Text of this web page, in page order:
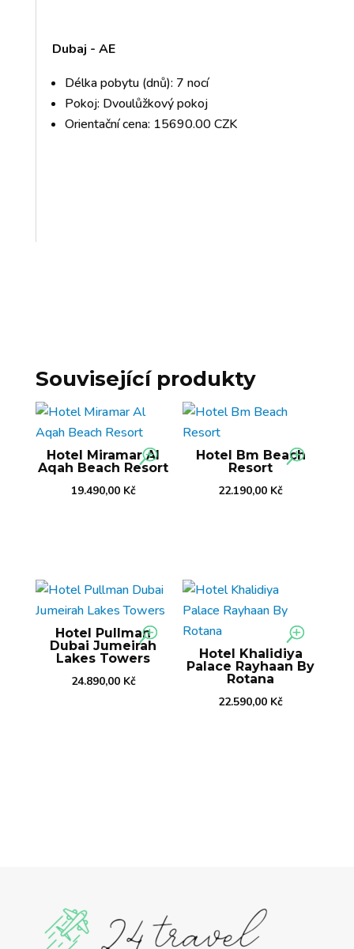
Dubaj - AE
Délka pobytu (dnů): 7 nocí
Pokoj: Dvoulůžkový pokoj
Orientační cena: 15690.00 CZK
Související produkty
Hotel Miramar Al
Aqah Beach Resort
19.490,00 Kč
Hotel Bm Beach
Resort
22.190,00 Kč
Hotel Pullman
Dubai Jumeirah
Lakes Towers
24.890,00 Kč
Hotel Khalidiya
Palace Rayhaan By
Rotana
22.590,00 Kč